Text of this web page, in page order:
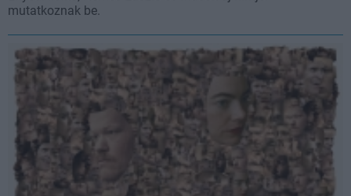
mutatkoznak be.